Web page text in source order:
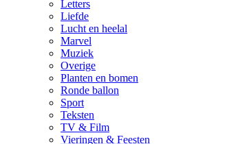
Letters
Liefde
Lucht en heelal
Marvel
Muziek
Overige
Planten en bomen
Ronde ballon
Sport
Teksten
TV & Film
Vieringen & Feesten